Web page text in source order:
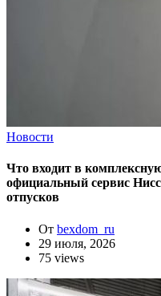
Новости
Что входит в
официальный сервис
отпусков
От bexdom_ru
29 июля, 2026
75 views